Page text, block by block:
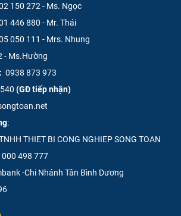
150 272 - Ms. Ngọc
446 880 - Mr. Thái
050 111 - Mrs. Nhung
- Ms.Hường
0938 873 973
(GĐ tiếp nhận)
:
THIET BI CONG NGHIEP SONG TOAN
498 777
-Chi Nhánh Tân Bình Dương